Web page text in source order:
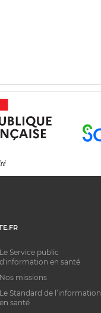
Le Service public
d'information en santé
Nos missions
Le Standard de l’information
en santé